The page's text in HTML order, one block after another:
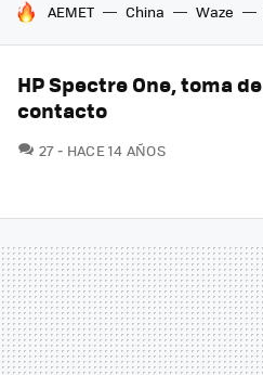
HOY SE HABLA DE
AEMET China Waze
HP Spectre One, toma de
contacto
27COMENTARIOS
HACE 14 AÑOS